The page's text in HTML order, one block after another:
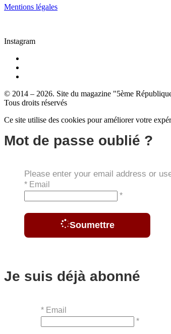
Mentions légales
Instagram
© 2014 – 2026. Site du magazine "5ème
Tous droits réservés
Ce site utilise des cookies pour améliorer votre
Mot de passe oublié ?
Please enter your email address or
* Email
*
Soumettre
Je suis déjà abonné
* Email
*